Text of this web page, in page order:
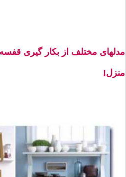
مدلهای مختلف از بکار گیری
منزل!